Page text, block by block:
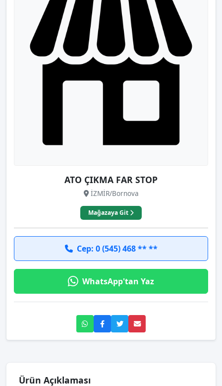
ATO ÇIKMA FAR STOP
İZMİR/Bornova
Mağazaya Git
Cep: 0 (545) 468 ** **
WhatsApp'tan Yaz
Ürün Açıklaması